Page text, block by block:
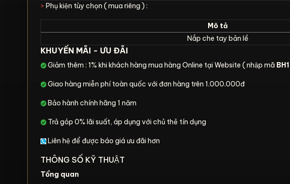
> Phụ kiện tùy chọn ( mua riêng ) :
Mô tả
Nắp che tay bản lề
KHUYẾN MÃI - ƯU ĐÃI
Giảm thêm : 1% khi khách hàng mua hàng Online tại Website ( nhập mã BH1
Giao hàng miễn phí toàn quốc với đơn hàng trên 1.000.000đ
Bảo hành chính hãng 1 năm
Trả góp 0% lãi suất, áp dụng với chủ thẻ tín dụng
Liên hệ để được báo giá ưu đãi hơn
THÔNG SỐ KỸ THUẬT
Tổng quan